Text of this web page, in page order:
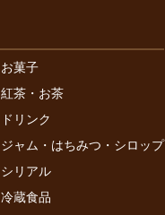
お菓子
紅茶・お茶
ドリンク
ジャム・はちみつ・シロップ
シリアル
冷蔵食品